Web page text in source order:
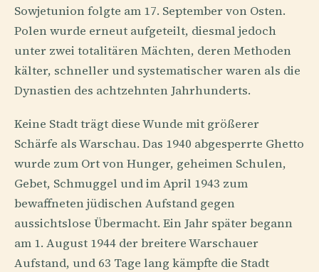
Sowjetunion folgte am 17. September von Osten.
Polen wurde erneut aufgeteilt, diesmal jedoch
unter zwei totalitären Mächten, deren Methoden
kälter, schneller und systematischer waren als die
Dynastien des achtzehnten Jahrhunderts.
Keine Stadt trägt diese Wunde mit größerer
Schärfe als Warschau. Das 1940 abgesperrte Ghetto
wurde zum Ort von Hunger, geheimen Schulen,
Gebet, Schmuggel und im April 1943 zum
bewaffneten jüdischen Aufstand gegen
aussichtslose Übermacht. Ein Jahr später begann
am 1. August 1944 der breitere Warschauer
Aufstand, und 63 Tage lang kämpfte die Stadt